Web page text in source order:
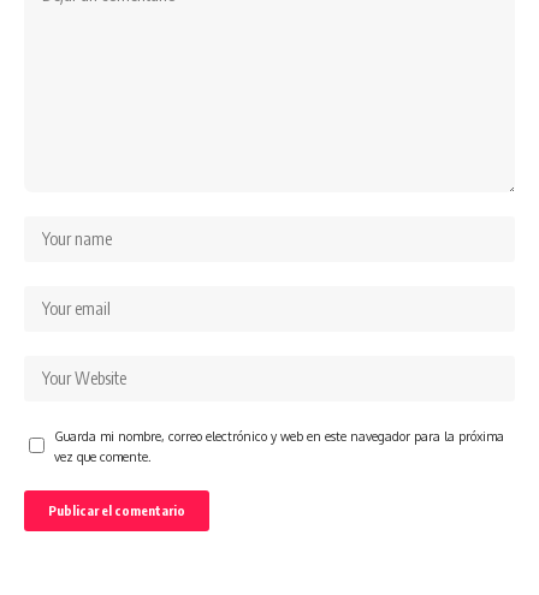
Guarda mi nombre, correo electrónico y web en este navegador para la próxima
vez que comente.